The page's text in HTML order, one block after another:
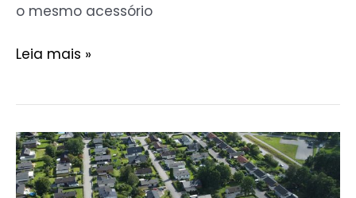
o mesmo acessório
Leia mais »
Casas
em
São